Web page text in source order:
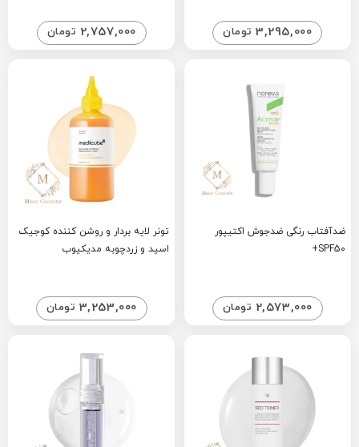
3,295,000 تومان 2,757,000 تومان
ضدآفتاب رنگی ضدجوش اکتیپور
SPF50+
2,573,000 تومان
تونر لایه بردار و روشن کننده کوجیک
اسید و زردچوبه مدیکیوب
3,253,000 تومان